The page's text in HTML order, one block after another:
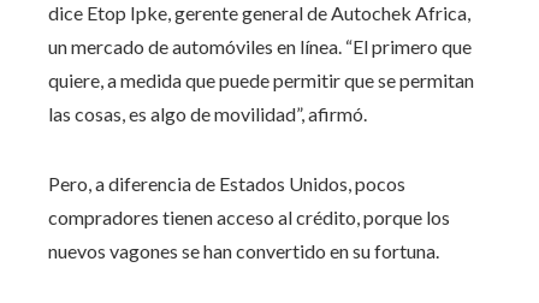
dice Etop Ipke, gerente general de Autochek Africa,
un mercado de automóviles en línea. “El primero que
quiere, a medida que puede permitir que se permitan
las cosas, es algo de movilidad”, afirmó.
Pero, a diferencia de Estados Unidos, pocos
compradores tienen acceso al crédito, porque los
nuevos vagones se han convertido en su fortuna.